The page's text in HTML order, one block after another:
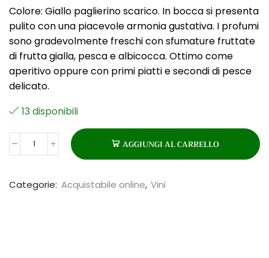
Colore: Giallo paglierino scarico. In bocca si presenta
pulito con una piacevole armonia gustativa. I profumi
sono gradevolmente freschi con sfumature fruttate
di frutta gialla, pesca e albicocca. Ottimo come
aperitivo oppure con primi piatti e secondi di pesce
delicato.
13 disponibili
LAMBRUSCO
CASTELVETRO
MONOVITIGNO
AGGIUNGI AL CARRELLO
Categorie: Acquistabile online, Vini